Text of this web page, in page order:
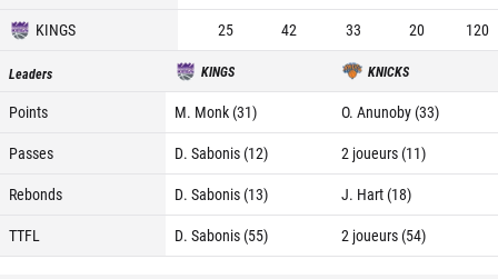
KINGS
25 42 33 20 120
Leaders KINGS KNICKS
Points M. Monk (31)
O. Anunoby (33)
Passes
D. Sabonis (12)
2 joueurs (11)
Rebonds
D. Sabonis (13)
J. Hart (18)
TTFL
D. Sabonis (55) 2 joueurs (54)